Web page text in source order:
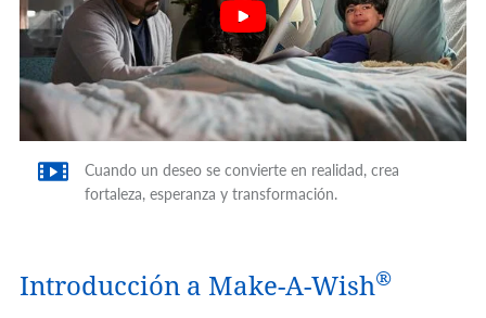
Cuando un deseo se convierte en realidad, crea
fortaleza, esperanza y transformación.
Introducción a Make-A-Wish®